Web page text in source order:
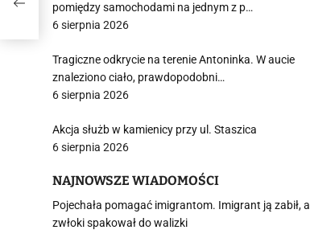
pomiędzy samochodami na jednym z p…
6 sierpnia 2026
Tragiczne odkrycie na terenie Antoninka. W aucie
znaleziono ciało, prawdopodobni…
6 sierpnia 2026
Akcja służb w kamienicy przy ul. Staszica
6 sierpnia 2026
NAJNOWSZE WIADOMOŚCI
Pojechała pomagać imigrantom. Imigrant ją zabił, a
zwłoki spakował do walizki